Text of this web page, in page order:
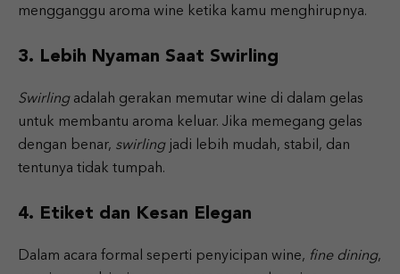
mengganggu aroma wine ketika kamu menghirupnya.
3. Lebih Nyaman Saat Swirling
Swirling adalah gerakan memutar wine di dalam gelas
untuk membantu aroma keluar. Jika memegang gelas
dengan benar, swirling jadi lebih mudah, stabil, dan
tentunya tidak tumpah.
4. Etiket dan Kesan Elegan
Dalam acara formal seperti penyicipan wine, fine dining,